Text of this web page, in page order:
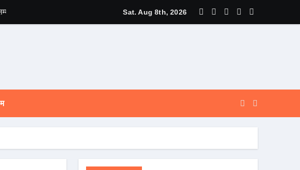
चारधाम यात्रा होगी और सुगम, कर्णप्रयाग और सिमली में आधुनिक पार्किंग परियोजनाओं को मिली रफ्तार
Sat. Aug 8th, 2026